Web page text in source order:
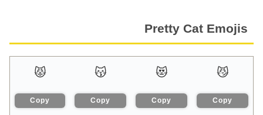
Pretty Cat Emojis
😼
Copy
😻
Copy
😽
Copy
😾
Copy